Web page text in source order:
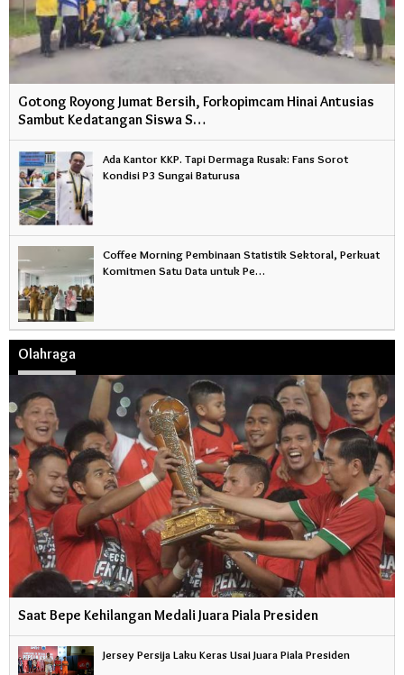
Gotong Royong Jumat Bersih, Forkopimcam Hinai Antusias
Sambut Kedatangan Siswa S…
Ada Kantor KKP. Tapi Dermaga Rusak: Fans Sorot
Kondisi P3 Sungai Baturusa
Coffee Morning Pembinaan Statistik Sektoral, Perkuat
Komitmen Satu Data untuk Pe…
Olahraga
Saat Bepe Kehilangan Medali Juara Piala Presiden
Jersey Persija Laku Keras Usai Juara Piala Presiden